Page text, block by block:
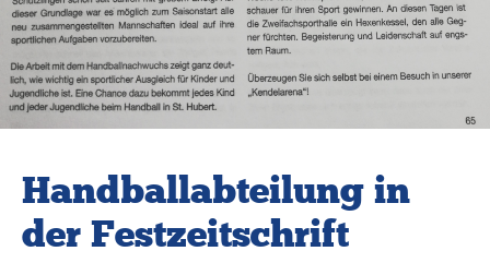
Handballabteilung in
der Festzeitschrift